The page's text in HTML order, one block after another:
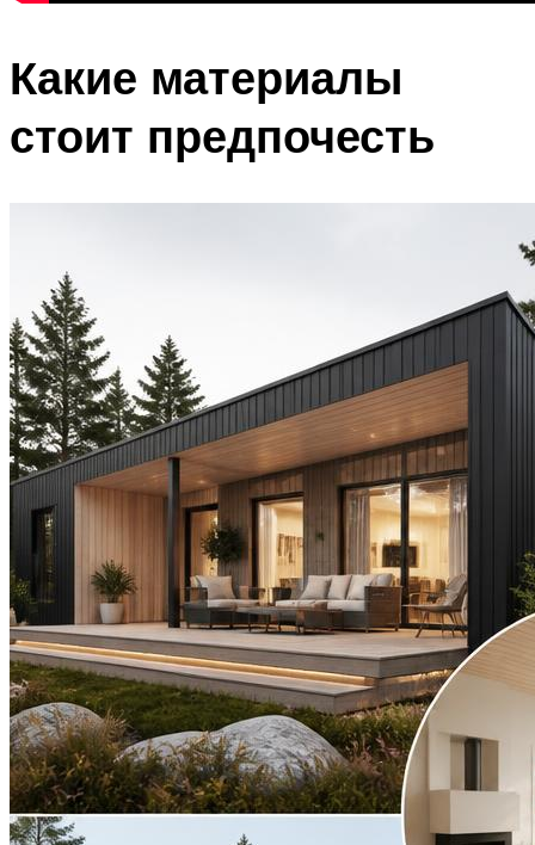
Какие материалы
стоит предпочесть